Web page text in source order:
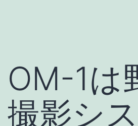
プ
OM-1は
撮影シ